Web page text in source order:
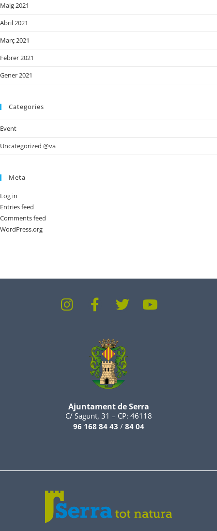
Maig 2021
Abril 2021
Març 2021
Febrer 2021
Gener 2021
Categories
Event
Uncategorized @va
Meta
Log in
Entries feed
Comments feed
WordPress.org
Ajuntament de Serra
C/ Sagunt, 31 – CP: 46118
96 168 84 43 / 84 04